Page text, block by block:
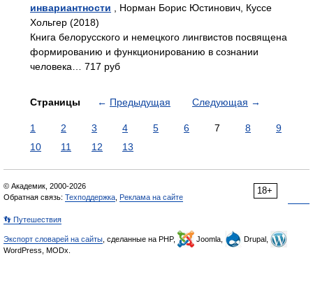
инвариантности , Норман Борис Юстинович, Куссе
Хольгер (2018)
Книга белорусского и немецкого лингвистов посвящена
формированию и функционированию в сознании
человека… 717 руб
Страницы ← Предыдущая Следующая →
1 2 3 4 5 6 7 8
9
10
11 12 13
18+
© Академик, 2000-2026
Обратная связь: Техподдержка Реклама на сайте
👣 Путешествия
Экспорт словарей на сайты , сделанные на PHP, Joomla,
Drupal,
WordPress, MODx.